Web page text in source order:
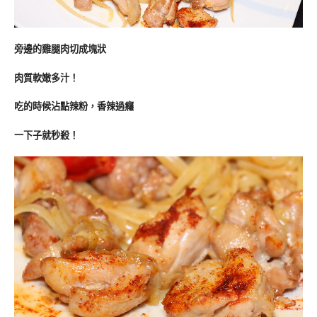
旁邊的雞腿肉切成塊狀
肉質軟嫩多汁！
吃的時候沾點辣粉，香辣過癮
一下子就秒殺！